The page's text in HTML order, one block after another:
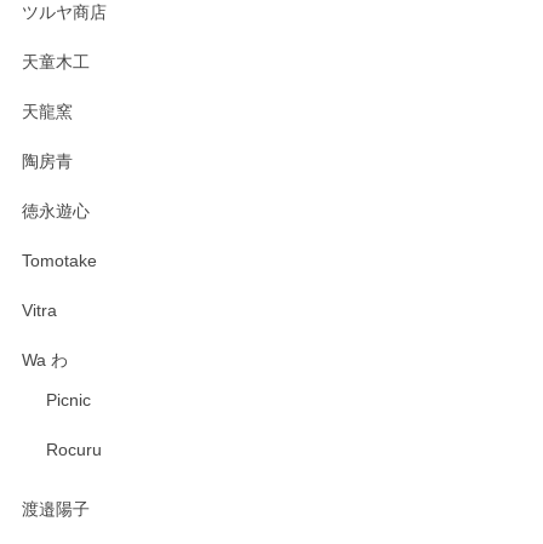
ツルヤ商店
天童木工
天龍窯
陶房青
徳永遊心
Tomotake
Vitra
Wa わ
Picnic
Rocuru
渡邉陽子